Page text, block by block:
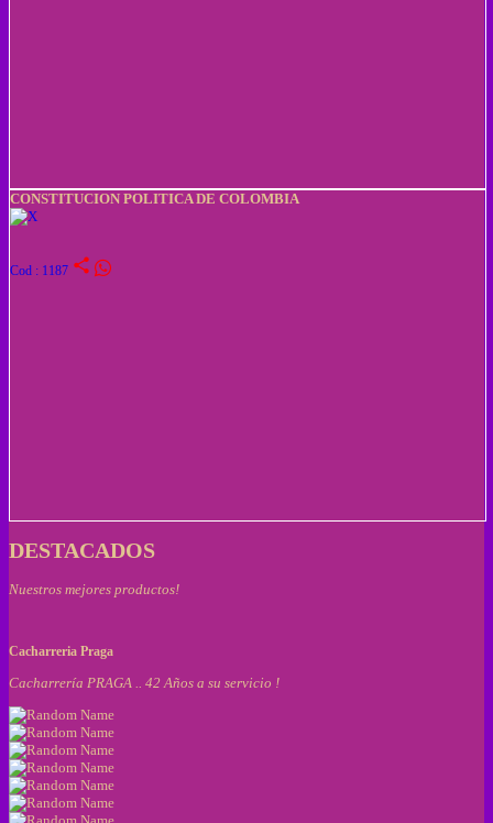
CONSTITUCION POLITICA DE COLOMBIA
Cod : 1187 share
DESTACADOS
Nuestros mejores productos!
Cacharreria Praga
Cacharrería PRAGA .. 42 Años a su servicio !